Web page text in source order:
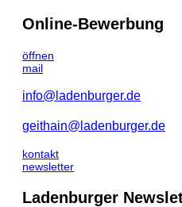
Online-Bewerbung
öffnen
mail
info@ladenburger.de
geithain@ladenburger.de
kontakt
newsletter
Ladenburger